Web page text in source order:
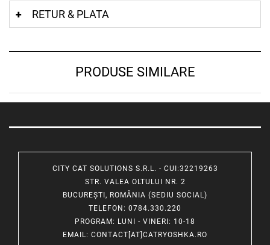
RETUR & PLATA
PRODUSE SIMILARE
CITY CAT SOLUTIONS S.R.L. - CUI:32219263
STR. VALEA OLTULUI NR. 2
BUCUREȘTI, ROMÂNIA (SEDIU SOCIAL)
TELEFON : 0784.330.220
PROGRAM: LUNI - VINERI: 10-18
EMAIL : CONTACT[AT]CATRYOSHKA.RO